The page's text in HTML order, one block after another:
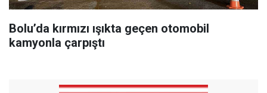
Bolu’da kırmızı ışıkta geçen otomobil
kamyonla çarpıştı